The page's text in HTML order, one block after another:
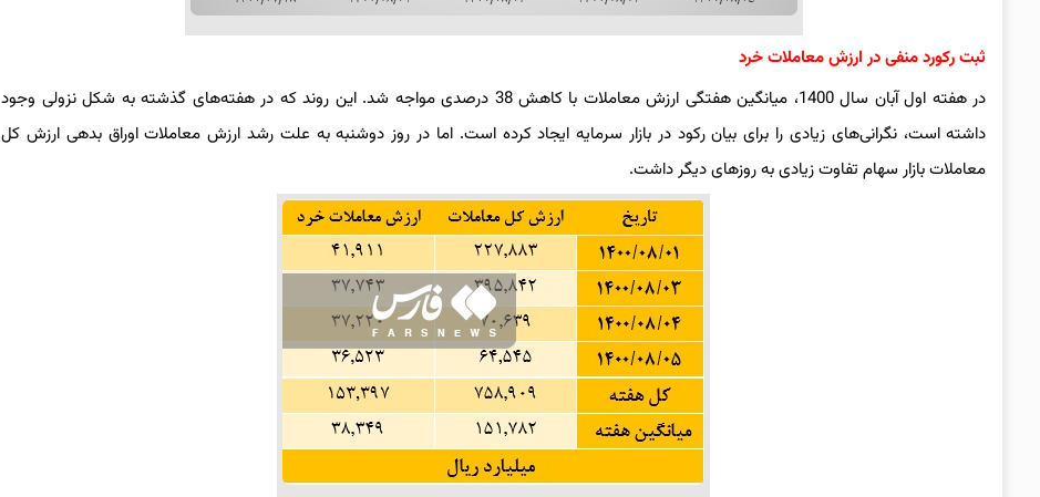
ثبت رکورد منفی در ارزش معاملات خرد
در هفته اول آبان سال 1400، میانگین هفتگی ارزش معاملات با کاهش 38 درصدی مواجه شد. این روند که در هفته‌های گذشته به شکل نزولی وجود
داشته است، نگرانی‌های زیادی را برای بیان رکود در بازار سرمایه ایجاد کرده است. اما در روز دوشنبه به علت رشد ارزش معاملات اوراق بدهی ارزش کل
معاملات بازار سهام تفاوت زیادی به روزهای دیگر داشت.